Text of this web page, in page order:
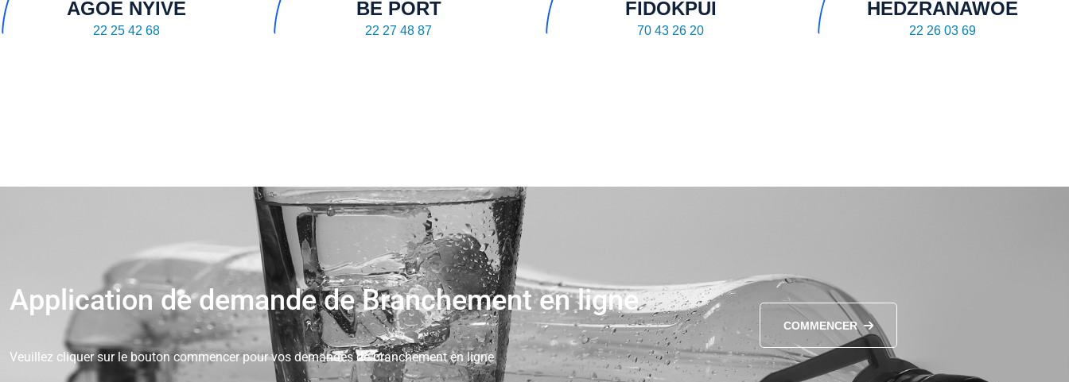
AGOE NYIVE
22 25 42 68
BE PORT
22 27 48 87
FIDOKPUI
70 43 26 20
HEDZRANAWOE
22 26 03 69
Application de demande de Branchement en ligne
Veuillez cliquer sur le bouton commencer pour vos demandes de branchement en ligne
COMMENCER